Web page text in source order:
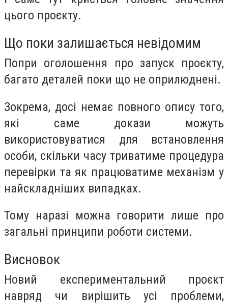
цього проєкту.
Що поки залишається невідомим
Попри оголошення про запуск проєкту,
багато деталей поки що не оприлюднені.
Зокрема, досі немає повного опису того,
які саме докази можуть
використовуватися для встановлення
особи, скільки часу триватиме процедура
перевірки та як працюватиме механізм у
найскладніших випадках.
Тому наразі можна говорити лише про
загальні принципи роботи системи.
Висновок
Новий експериментальний проєкт
навряд чи вирішить усі проблеми,